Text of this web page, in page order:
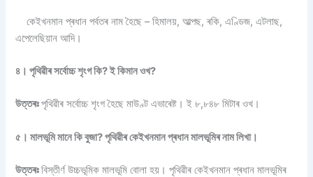
কেইখনমান প্ৰধান পৰ্বতৰ নাম হৈছে – হিমালয়, আল্পছ, ৰকি, এণ্ডিজ, এটলাছ,
এপেলেছিয়ান আদি।
৪। পৃথিৱীৰ সৰ্বোচ্চ শৃংগ কি? ই কিমান ওখ?
উত্তৰঃপৃথিৱীৰ সৰ্বোচ্চ শৃংগ হৈছে মাউণ্ট এভাৰেষ্ট। ই ৮,৮৪৮ মিটাৰ ওখ।
৫। মালভূমি মানে কি বুজা? পৃথিৱীৰ কেইখনমান প্ৰধান মালভূমিৰ নাম লিখা।
উত্তৰঃবিস্তীৰ্ণ উচ্চভূমিক মালভূমি বোলা হয়। পৃথিৱীৰ কেইখনমান প্ৰধান মালভূমিৰ